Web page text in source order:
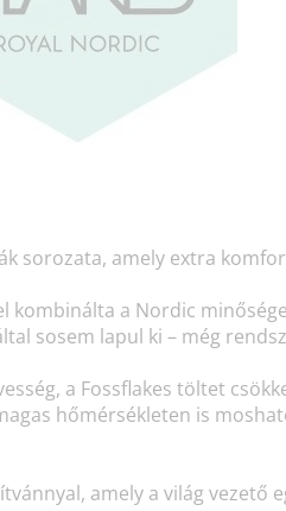
sorozata, amely extra
a Nordic
sosem lapul ki – még
a Fossflakes töltet
hőmérsékleten is
amely a világ